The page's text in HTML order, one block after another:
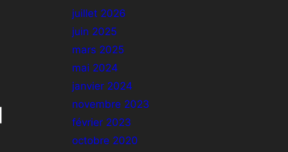
juillet 2026
juin 2025
mars 2025
mai 2024
janvier 2024
novembre 2023
février 2023
octobre 2020